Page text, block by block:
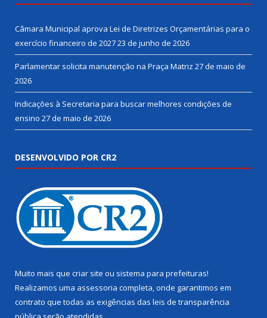
Câmara Municipal aprova Lei de Diretrizes Orçamentárias para o
exercício financeiro de 202723 de junho de 2026
Parlamentar solicita manutenção na Praça Matriz 27 de maio de
2026
Indicações à Secretaria para buscar melhores condições de
ensino 27 de maio de 2026
DESENVOLVIDO POR CR2
Muito mais que criar site ou sistema para prefeituras!
Realizamos uma assessoria completa, onde garantimos em
contrato que todas as exigências das leis de transparência